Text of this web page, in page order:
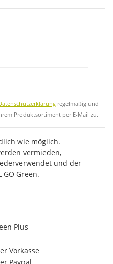
regelmäßig und
Produktsortiment per E-Mail zu.
wie möglich.
vermieden,
und der
GO Green.